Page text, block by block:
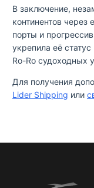
В заключение,
континентов через
порты и
укрепила её
Ro-Ro судоходных
Для получения
Lider Shipping или